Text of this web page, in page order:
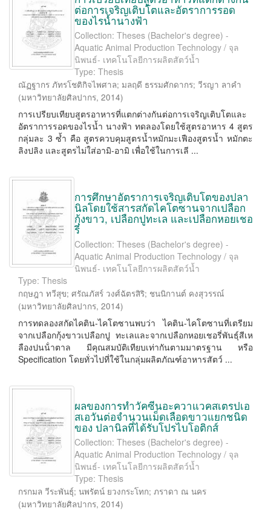
ต่อการเจริญเติบโตและอัตราการรอด
ของไรน้ำนางฟ้า
Collection: Theses (Bachelor's degree) -
Aquatic Animal Production Technology / จุล
นิพนธ์- เทคโนโลยีการผลิตสัตว์น้ำ
Type: Thesis
ณัฏฐากร ภัทรโชติกิจไพศาล; มลฤดี ธรรมศักดากร; วีรญา ลาคำ
(มหาวิทยาลัยศิลปากร, 2014)
การเปรียบเทียบสูตรอาหารที่แตกต่างกันต่อการเจริญเติบโตและ
อัตราการรอดของไรน้ำ นางฟ้า ทดลองโดยใช้สูตรอาหาร 4 สูตร
กลุ่มละ 3 ซ้ำ คือ สูตรควบคุมสูตรน้ำหมักมะเฟืองสูตรน้ำ หมักตะ
ลิงปลิง และสูตรไม่ใส่อามิ-อามิ เพื่อใช้ในการเลี ...
การศึกษาอัตราการเจริญเติบโตของปลา
นิลโดยใช้สารสกัดไคโตซานจากเปลือก
กุ้งขาว, เปลือกปูทะเล และเปลือกหอยเชอ
รี่
Collection: Theses (Bachelor's degree) -
Aquatic Animal Production Technology / จุล
นิพนธ์- เทคโนโลยีการผลิตสัตว์น้ำ
Type: Thesis
กฤษฎา ทวีสุข; ศรัณภัสร์ วงศ์ฉัตรสิริ; ชนนิกานต์ คงสุวรรณ์
(มหาวิทยาลัยศิลปากร, 2014)
การทดลองสกัดไคติน-ไคโตซานพบว่า ไคติน-ไคโตซานที่เตรียม
จากเปลือกกุ้งขาวเปลือกปู ทะเลและจากเปลือกหอยเชอรี่พันธุ์สีเห
ลืองปนน้ําตาล มีคุณสมบัติเทียบเท่ากันตามมาตรฐาน หรือ
Specification โดยทั่วไปที่ใช้ในกลุ่มผลิตภัณฑ์อาหารสัตว์ ...
ผลของการทำวัคซีนอะควาแวคสเตรปเอ
สเอวันต่อจำนวนเม็ดเลือดขาวแยกชนิด
ของ ปลานิลที่ได้รับโปรไบโอติกส์
Collection: Theses (Bachelor's degree) -
Aquatic Animal Production Technology / จุล
นิพนธ์- เทคโนโลยีการผลิตสัตว์น้ำ
Type: Thesis
กรกมล วีระพันธุ์; นพรัตน์ ยวงกระโทก; ภราดา ณ นคร
(มหาวิทยาลัยศิลปากร, 2014)